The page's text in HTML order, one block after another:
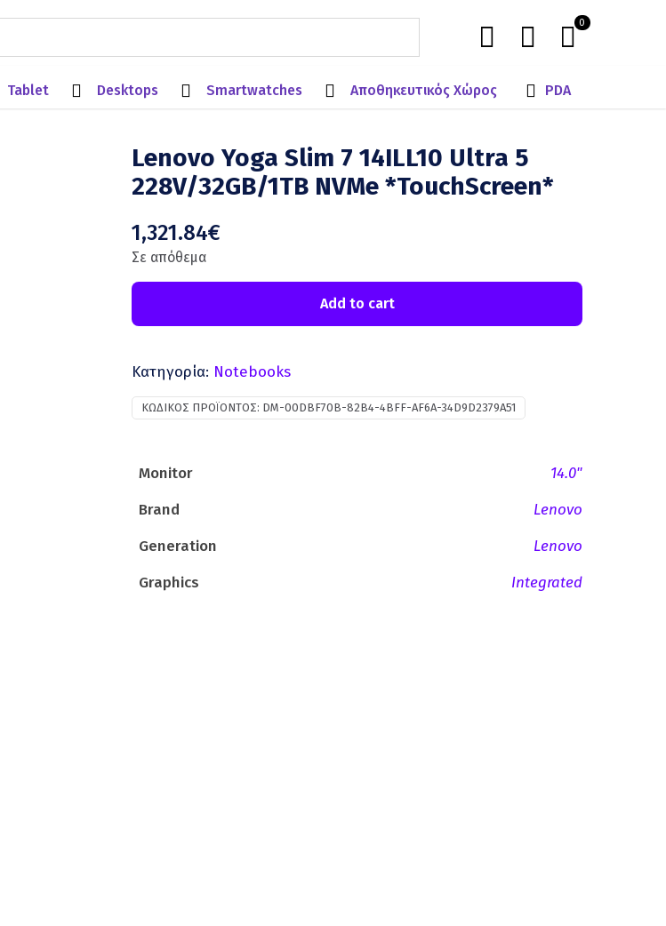
0
Tablet Desktops Smartwatches Αποθηκευτικός Χώρος PDA
Lenovo Yoga Slim 7 14ILL10 Ultra 5
228V/32GB/1TB NVMe *TouchScreen*
1,321.84€
Σε απόθεμα
Add to cart
Κατηγορία: Notebooks
ΚΩΔΙΚΌΣ ΠΡΟΪΌΝΤΟΣ: DM-00DBF70B-82B4-4BFF-AF6A-34D9D2379A51
Monitor
14.0"
Brand
Lenovo
Generation
Lenovo
Graphics
Integrated